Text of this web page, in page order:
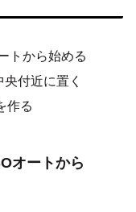
トから始める
付近に置く
作る
オートから